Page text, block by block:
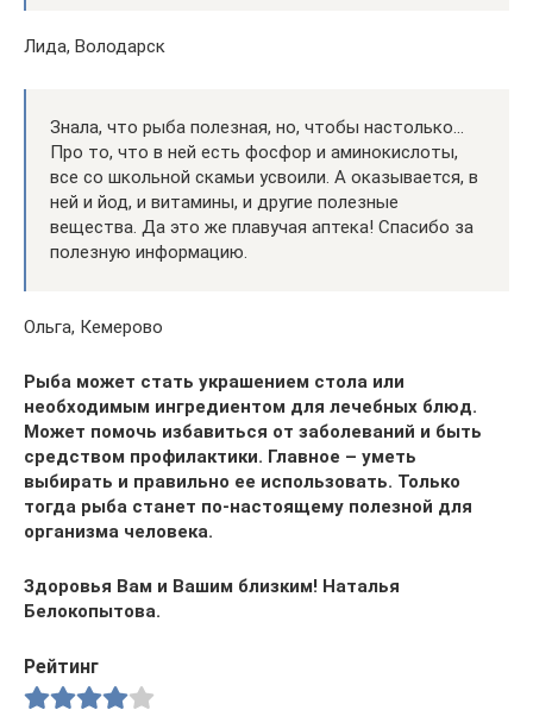
Лида, Володарск
Знала, что рыба полезная, но, чтобы настолько…
Про то, что в ней есть фосфор и аминокислоты,
все со школьной скамьи усвоили. А оказывается, в
ней и йод, и витамины, и другие полезные
вещества. Да это же плавучая аптека! Спасибо за
полезную информацию.
Ольга, Кемерово
Рыба может стать украшением стола или
необходимым ингредиентом для лечебных блюд.
Может помочь избавиться от заболеваний и быть
средством профилактики. Главное – уметь
выбирать и правильно ее использовать. Только
тогда рыба станет по-настоящему полезной для
организма человека.
Здоровья Вам и Вашим близким! Наталья
Белокопытова.
Рейтинг